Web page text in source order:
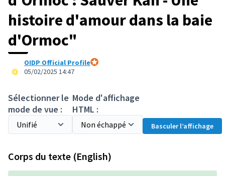
histoire d'amour dans la baie
d'Ormoc"
OIDP Official Profile
05/02/2025 14:47
Sélectionner le
mode de vue :
Mode d'affichage
HTML :
Basculer l’affichage
Corps du texte (English)